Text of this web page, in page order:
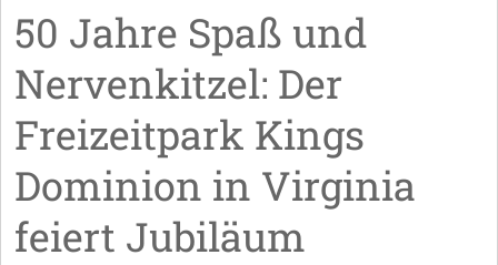
50 Jahre Spaß und
Nervenkitzel: Der
Freizeitpark Kings
Dominion in Virginia
feiert Jubiläum